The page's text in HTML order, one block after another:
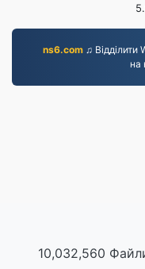
ns6.com ♫ Відділити
на
10,032,560